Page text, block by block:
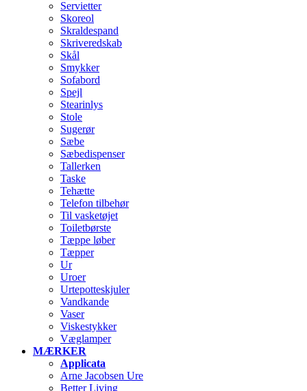
Servietter
Skoreol
Skraldespand
Skriveredskab
Skål
Smykker
Sofabord
Spejl
Stearinlys
Stole
Sugerør
Sæbe
Sæbedispenser
Tallerken
Taske
Tehætte
Telefon tilbehør
Til vasketøjet
Toiletbørste
Tæppe løber
Tæpper
Ur
Uroer
Urtepotteskjuler
Vandkande
Vaser
Viskestykker
Væglamper
MÆRKER
Applicata
Arne Jacobsen Ure
Better Living